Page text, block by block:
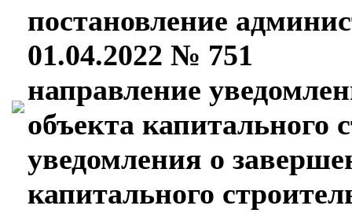
постановление
01.04.2022 № 751
направление
объекта капитального
уведомления о
капитального